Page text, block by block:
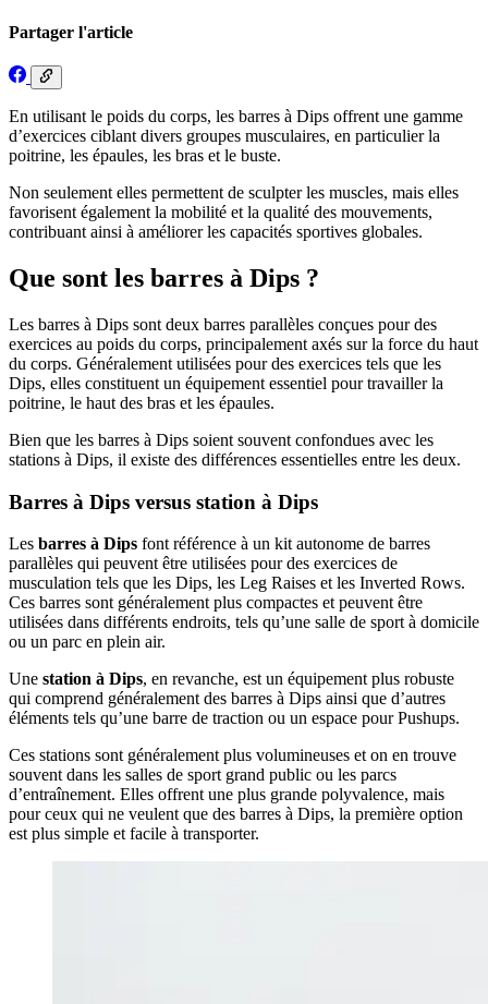
Partager l'article
En utilisant le poids du corps, les barres à Dips offrent une gamme
d’exercices ciblant divers groupes musculaires, en particulier la
poitrine, les épaules, les bras et le buste.
Non seulement elles permettent de sculpter les muscles, mais elles
favorisent également la mobilité et la qualité des mouvements,
contribuant ainsi à améliorer les capacités sportives globales.
Que sont les barres à Dips ?
Les barres à Dips sont deux barres parallèles conçues pour des
exercices au poids du corps, principalement axés sur la force du haut
du corps. Généralement utilisées pour des exercices tels que les
Dips, elles constituent un équipement essentiel pour travailler la
poitrine, le haut des bras et les épaules.
Bien que les barres à Dips soient souvent confondues avec les
stations à Dips, il existe des différences essentielles entre les deux.
Barres à Dips versus station à Dips
Les barres à Dips font référence à un kit autonome de barres
parallèles qui peuvent être utilisées pour des exercices de
musculation tels que les Dips, les Leg Raises et les Inverted Rows.
Ces barres sont généralement plus compactes et peuvent être
utilisées dans différents endroits, tels qu’une salle de sport à domicile
ou un parc en plein air.
Une station à Dips, en revanche, est un équipement plus robuste
qui comprend généralement des barres à Dips ainsi que d’autres
éléments tels qu’une barre de traction ou un espace pour Pushups.
Ces stations sont généralement plus volumineuses et on en trouve
souvent dans les salles de sport grand public ou les parcs
d’entraînement. Elles offrent une plus grande polyvalence, mais
pour ceux qui ne veulent que des barres à Dips, la première option
est plus simple et facile à transporter.